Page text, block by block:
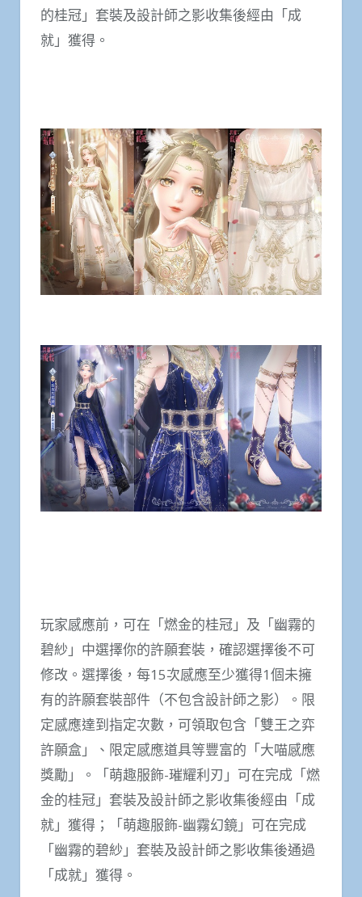
的桂冠」套裝及設計師之影收集後經由「成
就」獲得。
玩家感應前，可在「燃金的桂冠」及「幽霧的
碧紗」中選擇你的許願套裝，確認選擇後不可
修改。選擇後，每15次感應至少獲得1個未擁
有的許願套裝部件（不包含設計師之影）。限
定感應達到指定次數，可領取包含「雙王之弈
許願盒」、限定感應道具等豐富的「大喵感應
獎勵」。「萌趣服飾-璀耀利刃」可在完成「燃
金的桂冠」套裝及設計師之影收集後經由「成
就」獲得；「萌趣服飾-幽霧幻鏡」可在完成
「幽霧的碧紗」套裝及設計師之影收集後通過
「成就」獲得。